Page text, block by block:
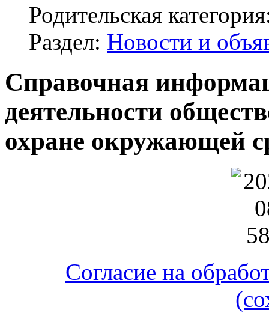
Родительская
Раздел: Новости и
Справочная
деятельности
охране окружающей
Согласие на